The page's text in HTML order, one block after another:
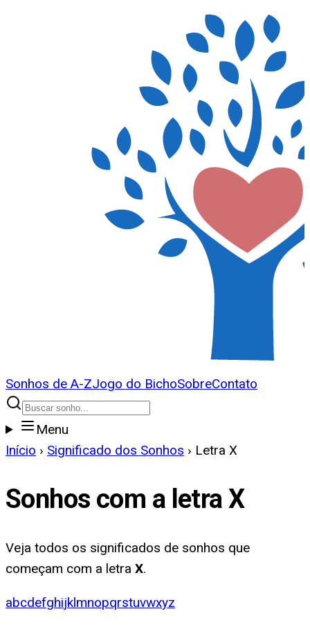
Sonhos de A-ZJogo do BichoSobreContato
Menu
Início › Significado dos Sonhos › Letra X
Sonhos com a letraX
Veja todos os significados de sonhos que
começam com a letra X.
abcdefghijklmnopqrstuvwxyz